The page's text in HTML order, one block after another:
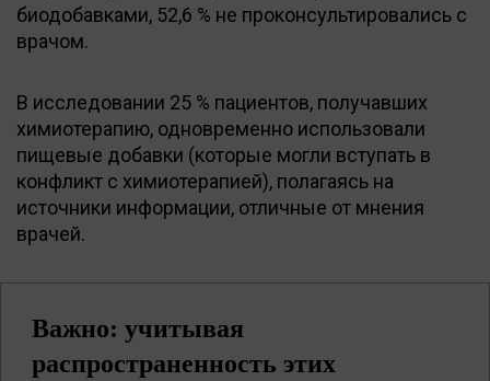
биодобавками, 52,6 % не проконсультировались с
врачом.
В исследовании 25 % пациентов, получавших
химиотерапию, одновременно использовали
пищевые добавки (которые могли вступать в
конфликт с химиотерапией), полагаясь на
источники информации, отличные от мнения
врачей.
Важно: учитывая
распространенность этих